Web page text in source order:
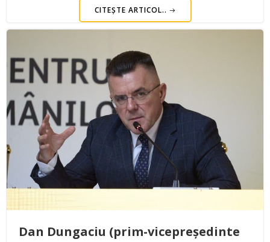
CITEȘTE ARTICOL..
Dan Dungaciu (prim-vicepreședinte